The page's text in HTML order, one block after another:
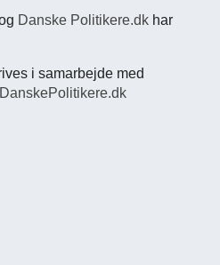
Danske Politikere.dk har
i samarbejde med
DanskePolitikere.dk